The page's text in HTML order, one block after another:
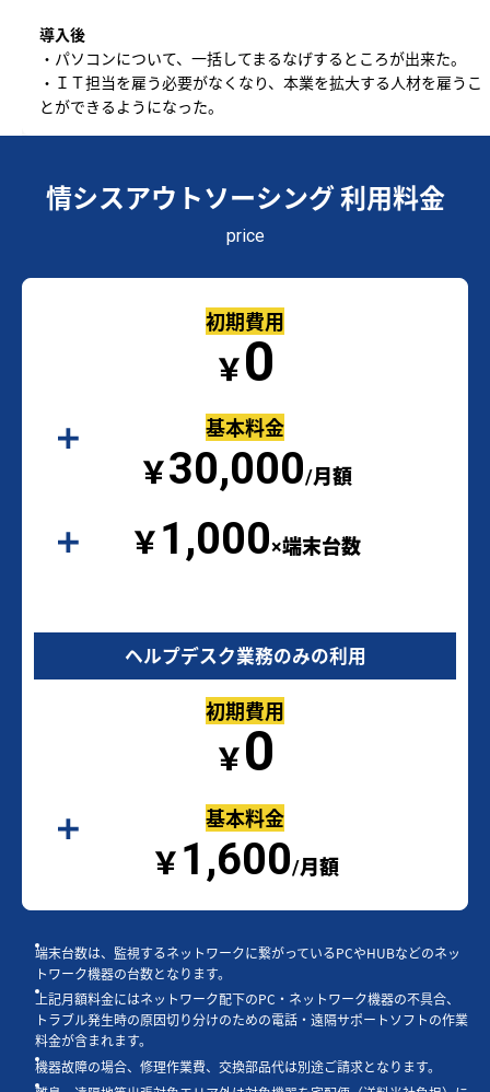
導入後
・パソコンについて、一括してまるなげするところが出来た。
・ＩＴ担当を雇う必要がなくなり、本業を拡大する人材を雇うこ
とができるようになった。
情シスアウトソーシング 利用料金
price
初期費用
￥0
基本料金
￥30,000/月額
￥ 1,000×端末台数
ヘルプデスク業務のみの利用
初期費用
￥0
基本料金
￥ 1,600/月額
端末台数は、監視するネットワークに繋がっているPCやHUBなどのネッ
トワーク機器の台数となります。
上記月額料金にはネットワーク配下のPC・ネットワーク機器の不具合、
トラブル発生時の原因切り分けのための電話・遠隔サポートソフトの作業
料金が含まれます。
機器故障の場合、修理作業費、交換部品代は別途ご請求となります。